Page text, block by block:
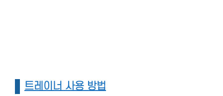
트레이너 사용 방법